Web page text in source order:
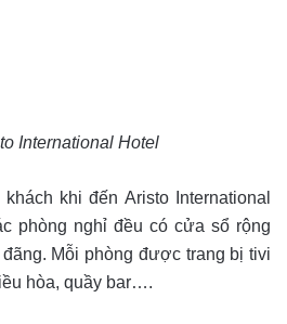
International Hotel
khi đến Aristo International
phòng nghỉ đều có cửa sổ rộng
Mỗi phòng được trang bị tivi
hòa, quầy bar….